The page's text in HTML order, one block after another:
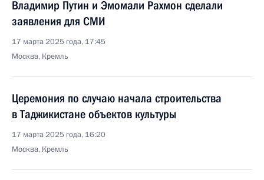
Владимир Путин и Эмомали Рахмон сделали
заявления для СМИ
17 марта 2025 года, 17:45
Москва, Кремль
Церемония по случаю начала строительства
в Таджикистане объектов культуры
17 марта 2025 года, 16:20
Москва, Кремль